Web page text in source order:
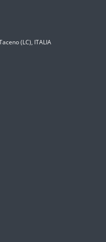
(LC), ITALIA